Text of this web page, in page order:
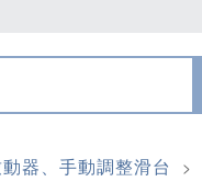
器、手動調整滑台 >